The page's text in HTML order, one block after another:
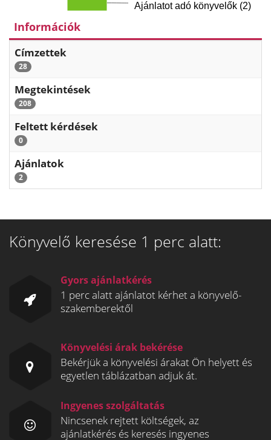
Ajánlatot adó könyvelők (2)
Információk
Címzettek
28
Megtekintések
208
Feltett kérdések
0
Ajánlatok
2
Könyvelő keresése 1 perc alatt:
Gyors ajánlatkérés
1 perc alatt ajánlatot kérhet a könyvelő-
szakemberektől
Könyvelési árak bekérése
Bekérjük a könyvelési árakat Ön helyett és
egyetlen táblázatban adjuk át.
Ingyenes szolgáltatás
Nincsenek rejtett költségek, az
ajánlatkérés és keresés ingyenes